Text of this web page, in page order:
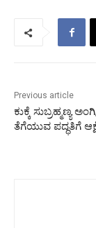
Previous article
ಕುಕ್ಕೆ ಸುಬ್ರಹ್ಮಣ್ಯ
ತೆಗೆಯುವ ಪದ್ಧತಿಗೆ